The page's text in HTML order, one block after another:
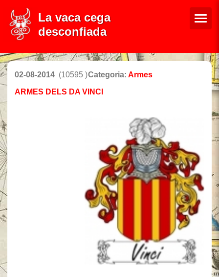
La vaca cega
desconfiada
02-08-2014 (10595 )Categoria: Armes
ARMES DELS DA VINCI